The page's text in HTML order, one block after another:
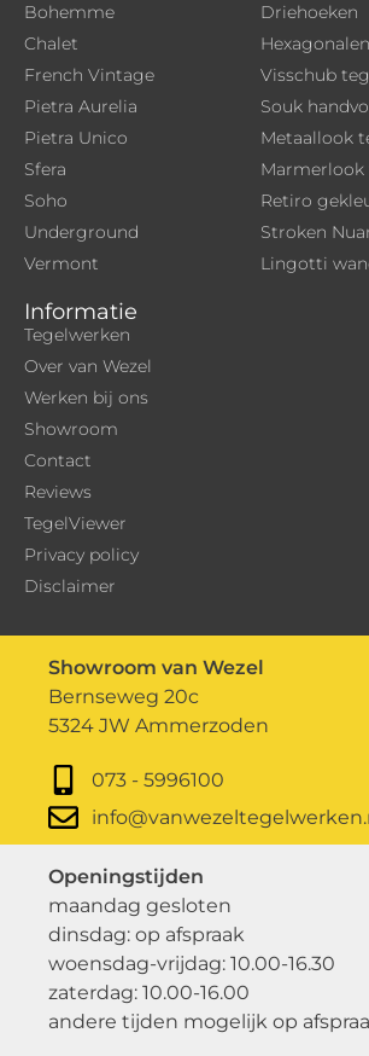
Bohemme
Chalet
French Vintage
Pietra Aurelia
Pietra Unico
Sfera
Soho
Underground
Vermont
Driehoeken
Hexagonalen
Visschub
Souk
Metaallook
Marmerlook
Retiro
Stroken
Lingotti
Informatie
Tegelwerken
Over van Wezel
Werken bij ons
Showroom
Contact
Reviews
TegelViewer
Privacy policy
Disclaimer
Showroom van Wezel
Bernseweg 20c
5324 JW Ammerzoden
073 - 5996100
Openingstijden
maandag gesloten
dinsdag: op afspraak
woensdag-vrijdag: 10.00-16.30
zaterdag: 10.00-16.00
andere tijden mogelijk op